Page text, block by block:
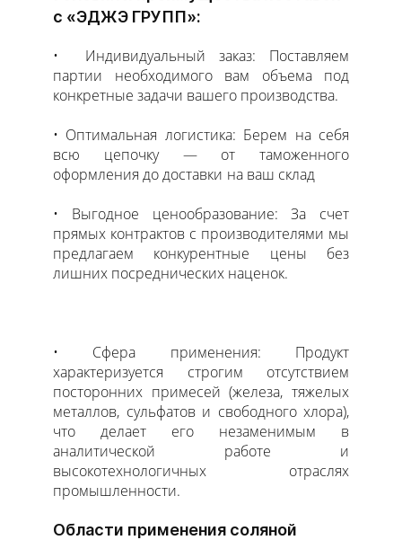
с «ЭДЖЭ ГРУПП»:
Индивидуальный заказ: Поставляем
партии необходимого вам объема под
конкретные задачи вашего производства.
Оптимальная логистика: Берем на себя
всю цепочку — от таможенного
оформления до доставки на ваш склад
Выгодное ценообразование: За счет
прямых контрактов с производителями мы
предлагаем конкурентные цены без
лишних посреднических наценок.
Сфера применения: Продукт
характеризуется строгим отсутствием
посторонних примесей (железа, тяжелых
металлов, сульфатов и свободного хлора),
что делает его незаменимым в
аналитической работе и
высокотехнологичных отраслях
промышленности.
Области применения соляной